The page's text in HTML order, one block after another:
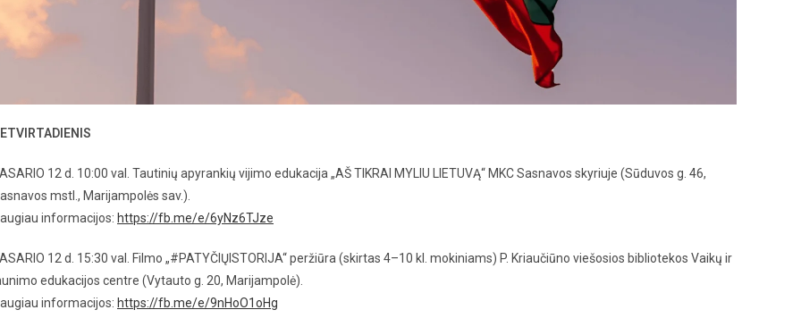
12 d. 10:00 val. Tautinių apyrankių vijimo edukacija „AŠ TIKRAI MYLIU LIETUVĄ“ MKC Sasnavos skyriuje (Sūduvos g. 46,
mstl., Marijampolės sav.).
informacijos: https://fb.me/e/6yNz6TJze
12 d. 15:30 val. Filmo „#PATYČIŲISTORIJA“ peržiūra (skirtas 4–10 kl. mokiniams) P. Kriaučiūno viešosios bibliotekos Vaikų ir
edukacijos centre (Vytauto g. 20, Marijampolė).
informacijos: https://fb.me/e/9nHoO1oHg